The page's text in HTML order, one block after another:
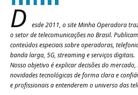
D
esde 2011, o site Minha Operadora
o setor de telecomunicações no Brasil.
conteúdos especiais sobre operadoras,
banda larga, 5G, streaming e serviços digitais.
Nosso objetivo é explicar decisões do
novidades tecnológicas de forma clara e
e profissionais a entenderem o universo das